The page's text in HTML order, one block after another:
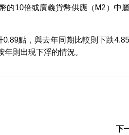
的10倍或廣義貨幣供應（M2）中
點，與去年同期比較則下跌
則出現下浮的情況。
下